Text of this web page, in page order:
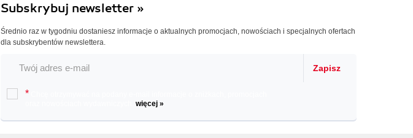
Subskrybuj newsletter »
Średnio raz w tygodniu dostaniesz informacje o aktualnych promocjach, nowościach i specjalnych ofertach
dla subskrybentów newslettera.
Zapisz
*
więcej »